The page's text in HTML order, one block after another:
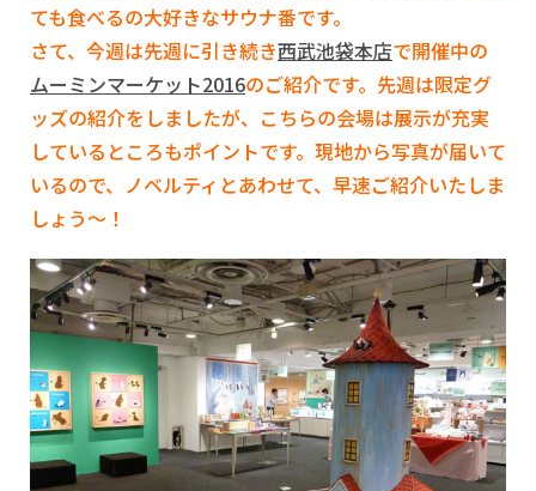
ても食べるの大好きなサウナ番です。
さて、今週は先週に引き続き西武池袋本店で開催中の
ムーミンマーケット2016のご紹介です。先週は限定グ
ッズの紹介をしましたが、こちらの会場は展示が充実
しているところもポイントです。現地から写真が届いて
いるので、ノベルティとあわせて、早速ご紹介いたしま
しょう～！